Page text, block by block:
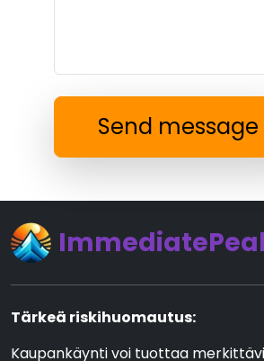
Send message
Tärkeä riskihuomautus:
Kaupankäynti voi tuottaa